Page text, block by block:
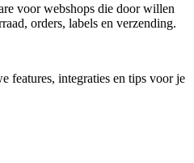
voor webshops die door willen
orders, labels en verzending.
features, integraties en tips voor je